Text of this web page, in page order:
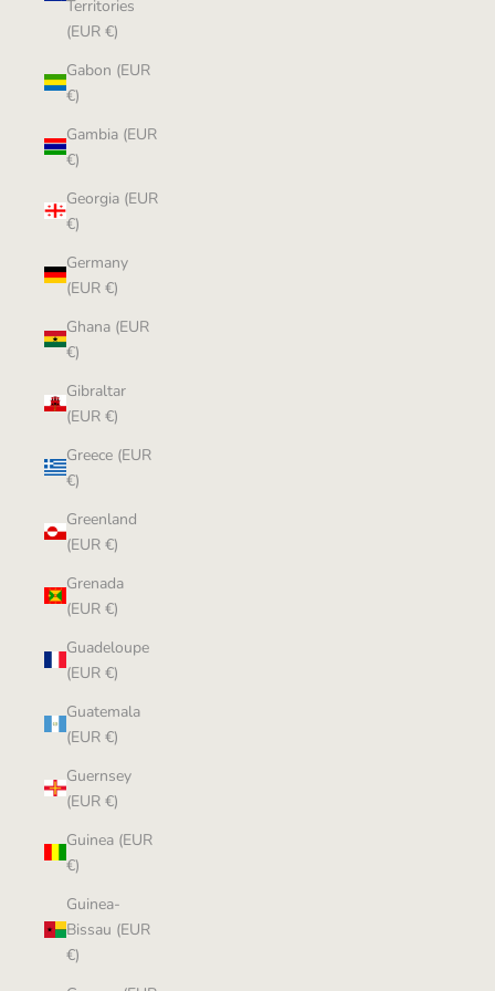
Territories
(EUR €)
Gabon (EUR
€)
Gambia (EUR
€)
Georgia (EUR
€)
Germany
(EUR €)
Ghana (EUR
€)
Gibraltar
(EUR €)
Greece (EUR
€)
Greenland
(EUR €)
Grenada
(EUR €)
Guadeloupe
(EUR €)
Guatemala
(EUR €)
Guernsey
(EUR €)
Guinea (EUR
€)
Guinea-
Bissau (EUR
€)